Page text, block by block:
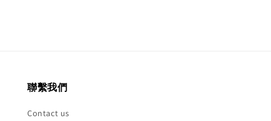
聯繫我們
Contact us